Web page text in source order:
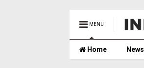
MENU
Home News